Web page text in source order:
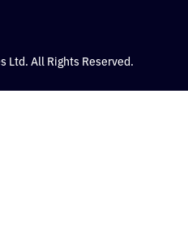
Ltd. All Rights Reserved.